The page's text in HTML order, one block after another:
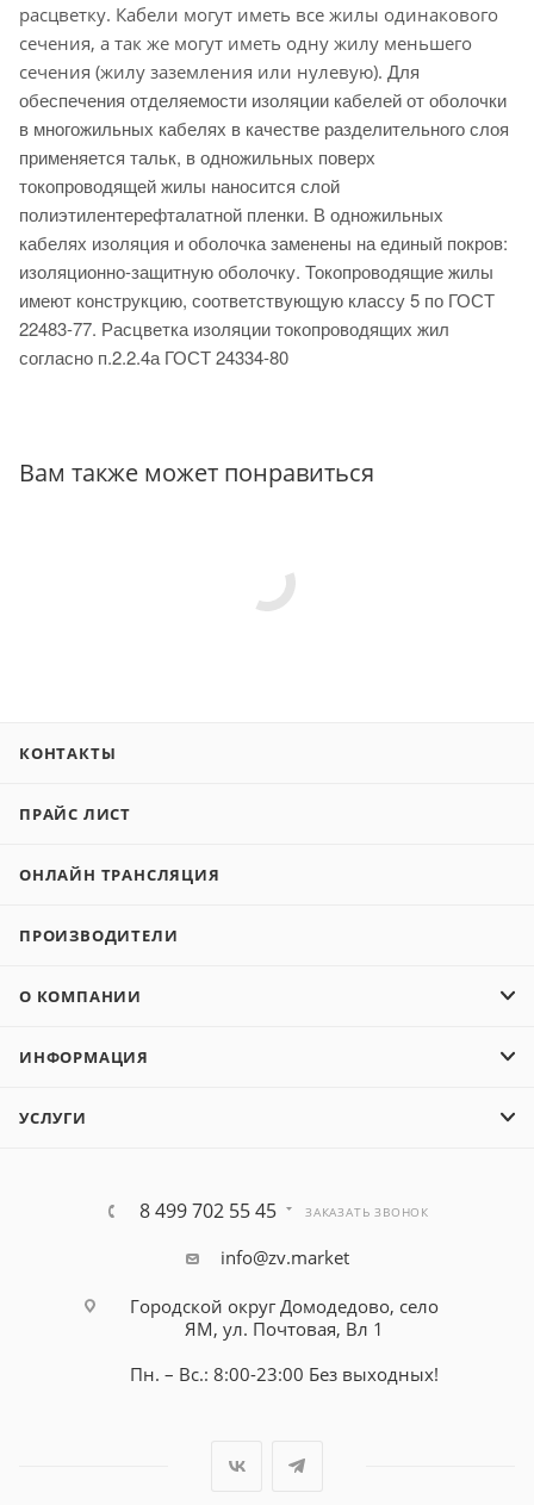
расцветку. Кабели могут иметь все жилы одинакового
сечения, а так же могут иметь одну жилу меньшего
сечения (жилу заземления или нулевую). Для
обеспечения отделяемости изоляции кабелей от оболочки
в многожильных кабелях в качестве разделительного слоя
применяется тальк, в одножильных поверх
токопроводящей жилы наносится слой
полиэтилентерефталатной пленки. В одножильных
кабелях изоляция и оболочка заменены на единый покров:
изоляционно-защитную оболочку. Токопроводящие жилы
имеют конструкцию, соответствующую классу 5 по ГОСТ
22483-77. Расцветка изоляции токопроводящих жил
согласно п.2.2.4а ГОСТ 24334-80
Вам также может понравиться
КОНТАКТЫ
ПРАЙС ЛИСТ
ОНЛАЙН ТРАНСЛЯЦИЯ
ПРОИЗВОДИТЕЛИ
О КОМПАНИИ
ИНФОРМАЦИЯ
УСЛУГИ
8 499 702 55 45 ЗАКАЗАТЬ ЗВОНОК
info@zv.market
Городской округ Домодедово, село
ЯМ, ул. Почтовая, Вл 1
Пн. – Вс.: 8:00-23:00 Без выходных!